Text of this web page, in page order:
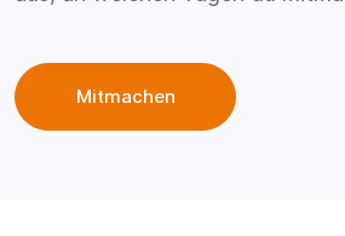
Mitmachen